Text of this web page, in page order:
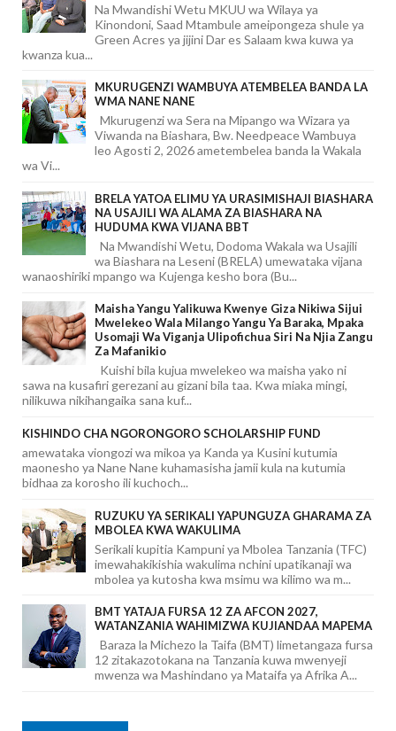
Na Mwandishi Wetu MKUU wa Wilaya ya
Kinondoni, Saad Mtambule ameipongeza shule ya
Green Acres ya jijini Dar es Salaam kwa kuwa ya
kwanza kua...
MKURUGENZI WAMBUYA ATEMBELEA BANDA LA
WMA NANE NANE
Mkurugenzi wa Sera na Mipango wa Wizara ya
Viwanda na Biashara, Bw. Needpeace Wambuya
leo Agosti 2, 2026 ametembelea banda la Wakala
wa Vi...
BRELA YATOA ELIMU YA URASIMISHAJI BIASHARA
NA USAJILI WA ALAMA ZA BIASHARA NA
HUDUMA KWA VIJANA BBT
Na Mwandishi Wetu, Dodoma Wakala wa Usajili
wa Biashara na Leseni (BRELA) umewataka vijana
wanaoshiriki mpango wa Kujenga kesho bora (Bu...
Maisha Yangu Yalikuwa Kwenye Giza Nikiwa Sijui
Mwelekeo Wala Milango Yangu Ya Baraka, Mpaka
Usomaji Wa Viganja Ulipofichua Siri Na Njia Zangu
Za Mafanikio
Kuishi bila kujua mwelekeo wa maisha yako ni
sawa na kusafiri gerezani au gizani bila taa. Kwa miaka mingi,
nilikuwa nikihangaika sana kuf...
KISHINDO CHA NGORONGORO SCHOLARSHIP FUND
amewataka viongozi wa mikoa ya Kanda ya Kusini kutumia
maonesho ya Nane Nane kuhamasisha jamii kula na kutumia
bidhaa za korosho ili kuchoch...
RUZUKU YA SERIKALI YAPUNGUZA GHARAMA ZA
MBOLEA KWA WAKULIMA
Serikali kupitia Kampuni ya Mbolea Tanzania (TFC)
imewahakikishia wakulima nchini upatikanaji wa
mbolea ya kutosha kwa msimu wa kilimo wa m...
BMT YATAJA FURSA 12 ZA AFCON 2027,
WATANZANIA WAHIMIZWA KUJIANDAA MAPEMA
Baraza la Michezo la Taifa (BMT) limetangaza fursa
12 zitakazotokana na Tanzania kuwa mwenyeji
mwenza wa Mashindano ya Mataifa ya Afrika A...